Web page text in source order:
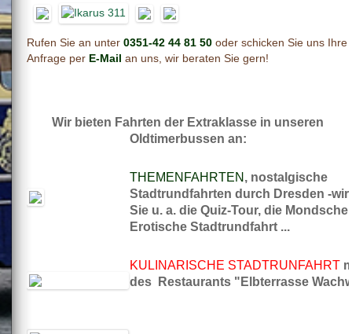
Rufen Sie an unter0351-42 44 81 50 oder schicken Sie uns Ihre
Anfrage per E-Mail an uns, wir beraten Sie gern!
Wir bieten Fahrten der Extraklasse in unseren
Oldtimerbussen an:
THEMENFAHRTEN , nostalgische
Stadtrundfahrten durch Dresden -
Sie u. a. die Quiz-Tour, die
Erotische Stadtrundfahrt ...
KULINARISCHE STADTRUNFAHRT
des Restaurants "Elbterrasse